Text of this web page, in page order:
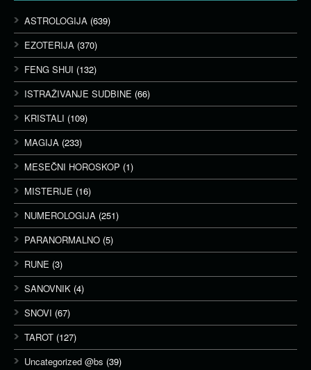
ASTROLOGIJA (639)
EZOTERIJA (370)
FENG SHUI (132)
ISTRAŽIVANJE SUDBINE (66)
KRISTALI (109)
MAGIJA (233)
MESEČNI HOROSKOP (1)
MISTERIJE (16)
NUMEROLOGIJA (251)
PARANORMALNO (5)
RUNE (3)
SANOVNIK (4)
SNOVI (67)
TAROT (127)
Uncategorized @bs (39)